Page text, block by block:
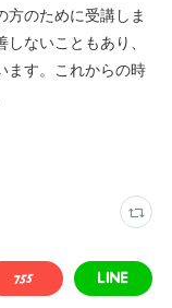
のために受講しま
ないこともあり、
ます。これからの時